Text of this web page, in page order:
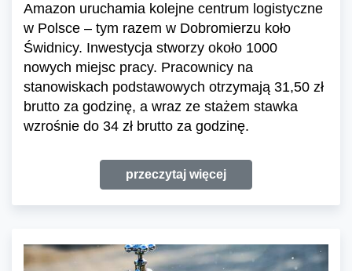
Amazon uruchamia kolejne centrum logistyczne
w Polsce – tym razem w Dobromierzu koło
Świdnicy. Inwestycja stworzy około 1000
nowych miejsc pracy. Pracownicy na
stanowiskach podstawowych otrzymają 31,50 zł
brutto za godzinę, a wraz ze stażem stawka
wzrośnie do 34 zł brutto za godzinę.
przeczytaj więcej